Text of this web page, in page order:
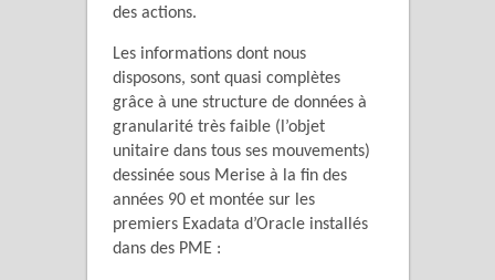
des actions.
Les informations dont nous
disposons, sont quasi complètes
grâce à une structure de données à
granularité très faible (l’objet
unitaire dans tous ses mouvements)
dessinée sous Merise à la fin des
années 90 et montée sur les
premiers Exadata d’Oracle installés
dans des PME :